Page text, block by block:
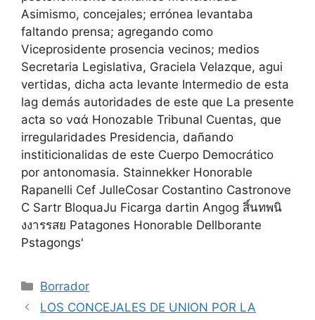
Categorías
Borrador
LOS CONCEJALES DE UNION POR LA